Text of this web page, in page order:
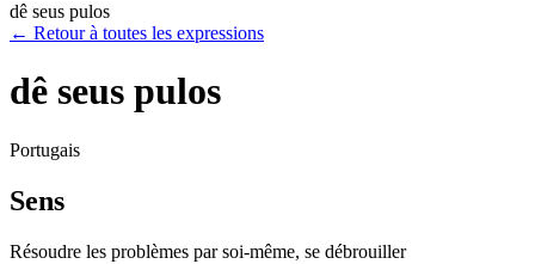
dê seus pulos
← Retour à toutes les expressions
dê seus pulos
Portugais
Sens
Résoudre les problèmes par soi-même, se débrouiller